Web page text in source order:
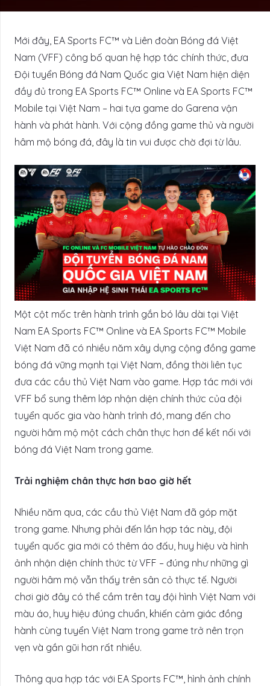
Mới đây, EA Sports FC™ và Liên đoàn Bóng đá Việt
Nam (VFF) công bố quan hệ hợp tác chính thức, đưa
Đội tuyển Bóng đá Nam Quốc gia Việt Nam hiện diện
đầy đủ trong EA Sports FC™ Online và EA Sports FC™
Mobile tại Việt Nam – hai tựa game do Garena vận
hành và phát hành. Với cộng đồng game thủ và người
hâm mộ bóng đá, đây là tin vui được chờ đợi từ lâu.
Một cột mốc trên hành trình gắn bó lâu dài tại Việt
Nam EA Sports FC™ Online và EA Sports FC™ Mobile
Việt Nam đã có nhiều năm xây dựng cộng đồng game
bóng đá vững mạnh tại Việt Nam, đồng thời liên tục
đưa các cầu thủ Việt Nam vào game. Hợp tác mới với
VFF bổ sung thêm lớp nhận diện chính thức của đội
tuyển quốc gia vào hành trình đó, mang đến cho
người hâm mộ một cách chân thực hơn để kết nối với
bóng đá Việt Nam trong game.
Trải nghiệm chân thực hơn bao giờ hết
Nhiều năm qua, các cầu thủ Việt Nam đã góp mặt
trong game. Nhưng phải đến lần hợp tác này, đội
tuyển quốc gia mới có thêm áo đấu, huy hiệu và hình
ảnh nhận diện chính thức từ VFF – đúng như những gì
người hâm mộ vẫn thấy trên sân cỏ thực tế. Người
chơi giờ đây có thể cầm trên tay đội hình Việt Nam với
màu áo, huy hiệu đúng chuẩn, khiến cảm giác đồng
hành cùng tuyển Việt Nam trong game trở nên trọn
vẹn và gần gũi hơn rất nhiều.
Thông qua hợp tác với EA Sports FC™, hình ảnh chính